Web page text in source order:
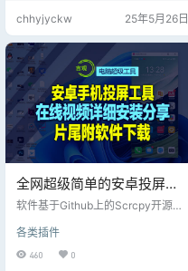
chhyjyckw 25年5月26日
全网超级简单的安卓投屏工
具电脑最新安装版，详细视
址！
软件基于Github上的Scrcpy开源项
接，实现了对多个设备屏幕群控，
对单个设备投屏界面的操控，可通
过自开发磁吸工具栏实现一键全屏
各类插件
460 0